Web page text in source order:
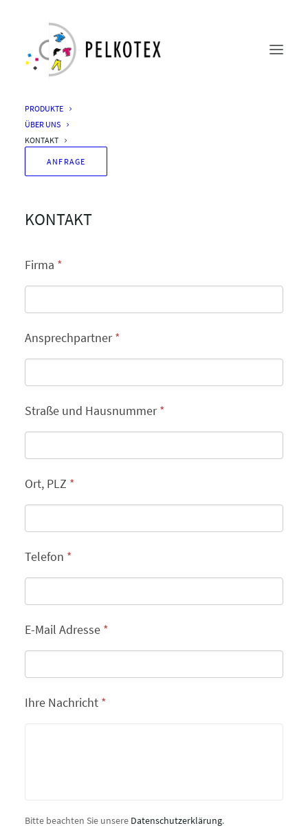
PRODUKTE
ÜBER UNS
KONTAKT
ANFRAGE
KONTAKT
Firma *
Ansprechpartner*
Straße und Hausnummer*
Ort, PLZ *
Telefon *
E-Mail Adresse *
Ihre Nachricht *
Bitte beachten Sie unsere Datenschutzerklärung.